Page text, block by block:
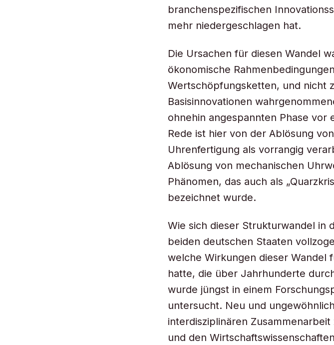
branchenspezifischen
mehr niedergeschlagen hat.
Die Ursachen für diesen Wandel
ökonomische
Wertschöpfungsketten, und nicht
Basisinnovationen
ohnehin angespannten Phase vor
Rede ist hier von der Ablösung
Uhrenfertigung als vorrangig
Ablösung von mechanischen
Phänomen, das auch als
bezeichnet wurde.
Wie sich dieser Strukturwandel in
beiden deutschen Staaten
welche Wirkungen dieser Wandel
hatte, die über Jahrhunderte
wurde jüngst in einem
untersucht. Neu und
interdisziplinären
und den